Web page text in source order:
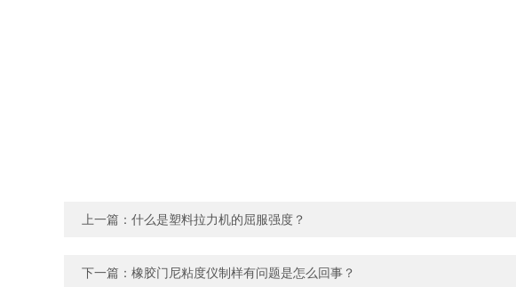
上一篇： 什么是塑料拉力机的屈服强度？
下一篇： 橡胶门尼粘度仪制样有问题是怎么回事？